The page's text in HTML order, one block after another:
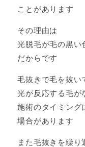
ことがあります
その理由は
光脱毛が毛の黒い
だからです
毛抜きで毛を抜い
光が反応する毛が
施術のタイミング
場合があります
また毛抜きを繰り